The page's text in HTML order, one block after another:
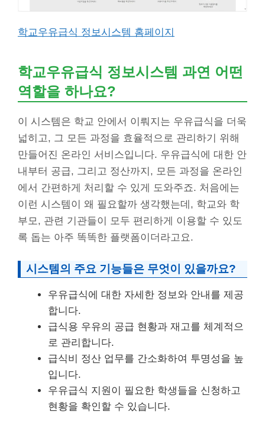
학교우유급식 정보시스템 홈페이지
학교우유급식 정보시스템 과연 어떤
역할을 하나요?
이 시스템은 학교 안에서 이뤄지는 우유급식을 더욱
넓히고, 그 모든 과정을 효율적으로 관리하기 위해
만들어진 온라인 서비스입니다. 우유급식에 대한 안
내부터 공급, 그리고 정산까지, 모든 과정을 온라인
에서 간편하게 처리할 수 있게 도와주죠. 처음에는
이런 시스템이 왜 필요할까 생각했는데, 학교와 학
부모, 관련 기관들이 모두 편리하게 이용할 수 있도
록 돕는 아주 똑똑한 플랫폼이더라고요.
시스템의 주요 기능들은 무엇이 있을까요?
우유급식에 대한 자세한 정보와 안내를 제공
합니다.
급식용 우유의 공급 현황과 재고를 체계적으
로 관리합니다.
급식비 정산 업무를 간소화하여 투명성을 높
입니다.
우유급식 지원이 필요한 학생들을 신청하고
현황을 확인할 수 있습니다.